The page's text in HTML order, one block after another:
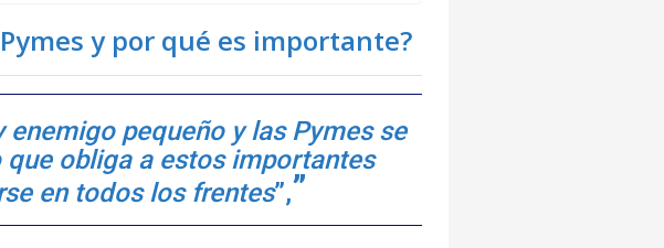
y por qué es importante?
pequeño y las Pymes se
obliga a estos importantes
en todos los frentes”,